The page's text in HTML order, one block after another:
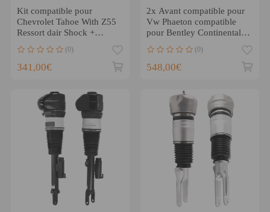
Kit compatible pour
Chevrolet Tahoe With Z55
Ressort dair Shock +
(0)
341,00€
2x Avant compatible pour
Vw Phaeton compatible
pour Bentley Continental
3d5616040
(0)
548,00€